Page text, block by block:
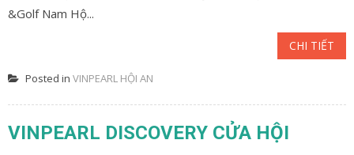
&Golf Nam Hộ...
CHI TIẾT
Posted in VINPEARL HỘI AN
VINPEARL DISCOVERY CỬA HỘI